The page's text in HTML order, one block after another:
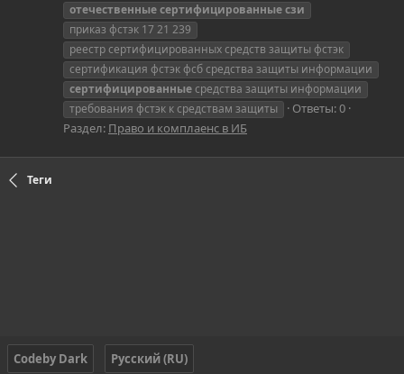
отечественныесертифицированныесзи
приказ фстэк 17 21 239
реестр сертифицированных средств защиты фстэк
сертификация фстэк фсб средства защиты информации
сертифицированныесредства защиты информации
требования фстэк к средствам защиты
Ответы: 0
Раздел: Право и комплаенс в ИБ
Теги
Codeby Dark
Русский (RU)